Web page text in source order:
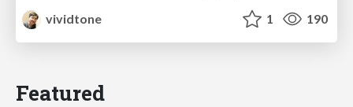
vividtone
1 190
Featured